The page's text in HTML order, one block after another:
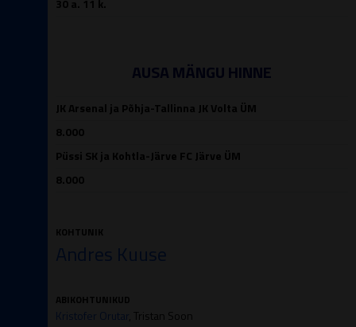
30 a. 11 k.
AUSA MÄNGU HINNE
JK Arsenal ja Põhja-Tallinna JK Volta ÜM
8.000
Püssi SK ja Kohtla-Järve FC Järve ÜM
8.000
KOHTUNIK
Andres Kuuse
ABIKOHTUNIKUD
Kristofer Orutar, Tristan Soon